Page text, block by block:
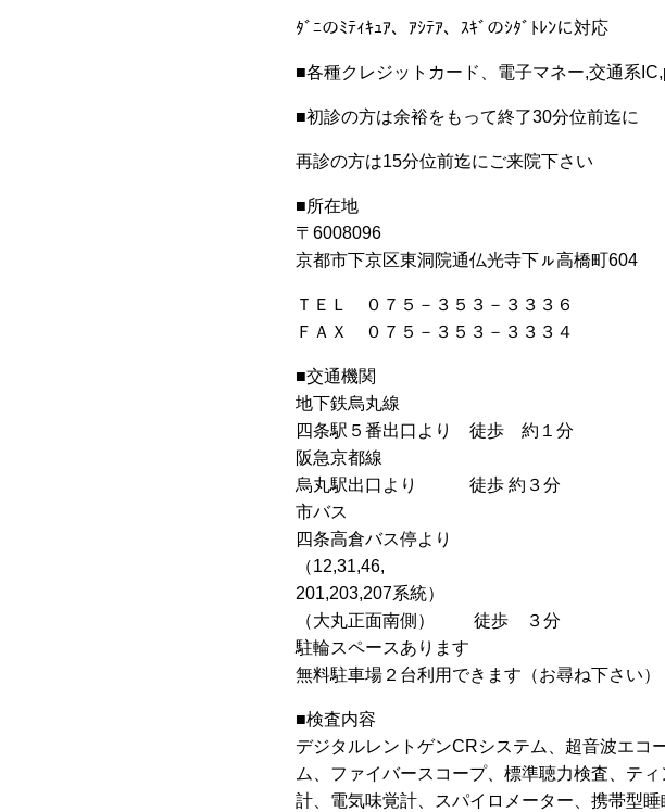
ﾀﾞﾆのﾐﾃｨｷｭｱ、ｱｼﾃｱ、ｽｷﾞのｼﾀﾞﾄﾚﾝに対応
■各種クレジットカード、電子マネー,交通系
■初診の方は余裕をもって終了30分位前迄に
再診の方は15分位前迄にご来院下さい
■所在地
〒6008096
京都市下京区東洞院通仏光寺下ㇽ高橋町604
ＴＥＬ ０７５－３５３－３３３６
ＦＡＸ ０７５－３５３－３３３４
■交通機関
地下鉄烏丸線
四条駅５番出口より 徒歩 約１分
阪急京都線
烏丸駅出口より 徒歩 約３分
市バス
四条高倉バス停より
（12,31,46,
201,203,207系統）
（大丸正面南側） 徒歩 ３分
駐輪スペースあります
無料駐車場２台利用できます（お尋ね下さい）
■検査内容
デジタルレントゲンCRシステム、超音波エコ
ム、ファイバースコープ、標準聴力検査、テ
計、電気味覚計、スパイロメーター、携帯型